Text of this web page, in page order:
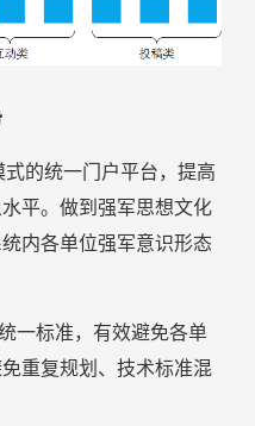
式的统一门户平台，提高
平。做到强军思想文化
内各单位强军意识形态
一标准，有效避免各单
重复规划、技术标准混